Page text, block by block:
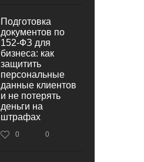
Подготовка
документов по
152‑ФЗ для
бизнеса: как
защитить
персональные
данные клиентов
и не потерять
деньги на
штрафах
0 0